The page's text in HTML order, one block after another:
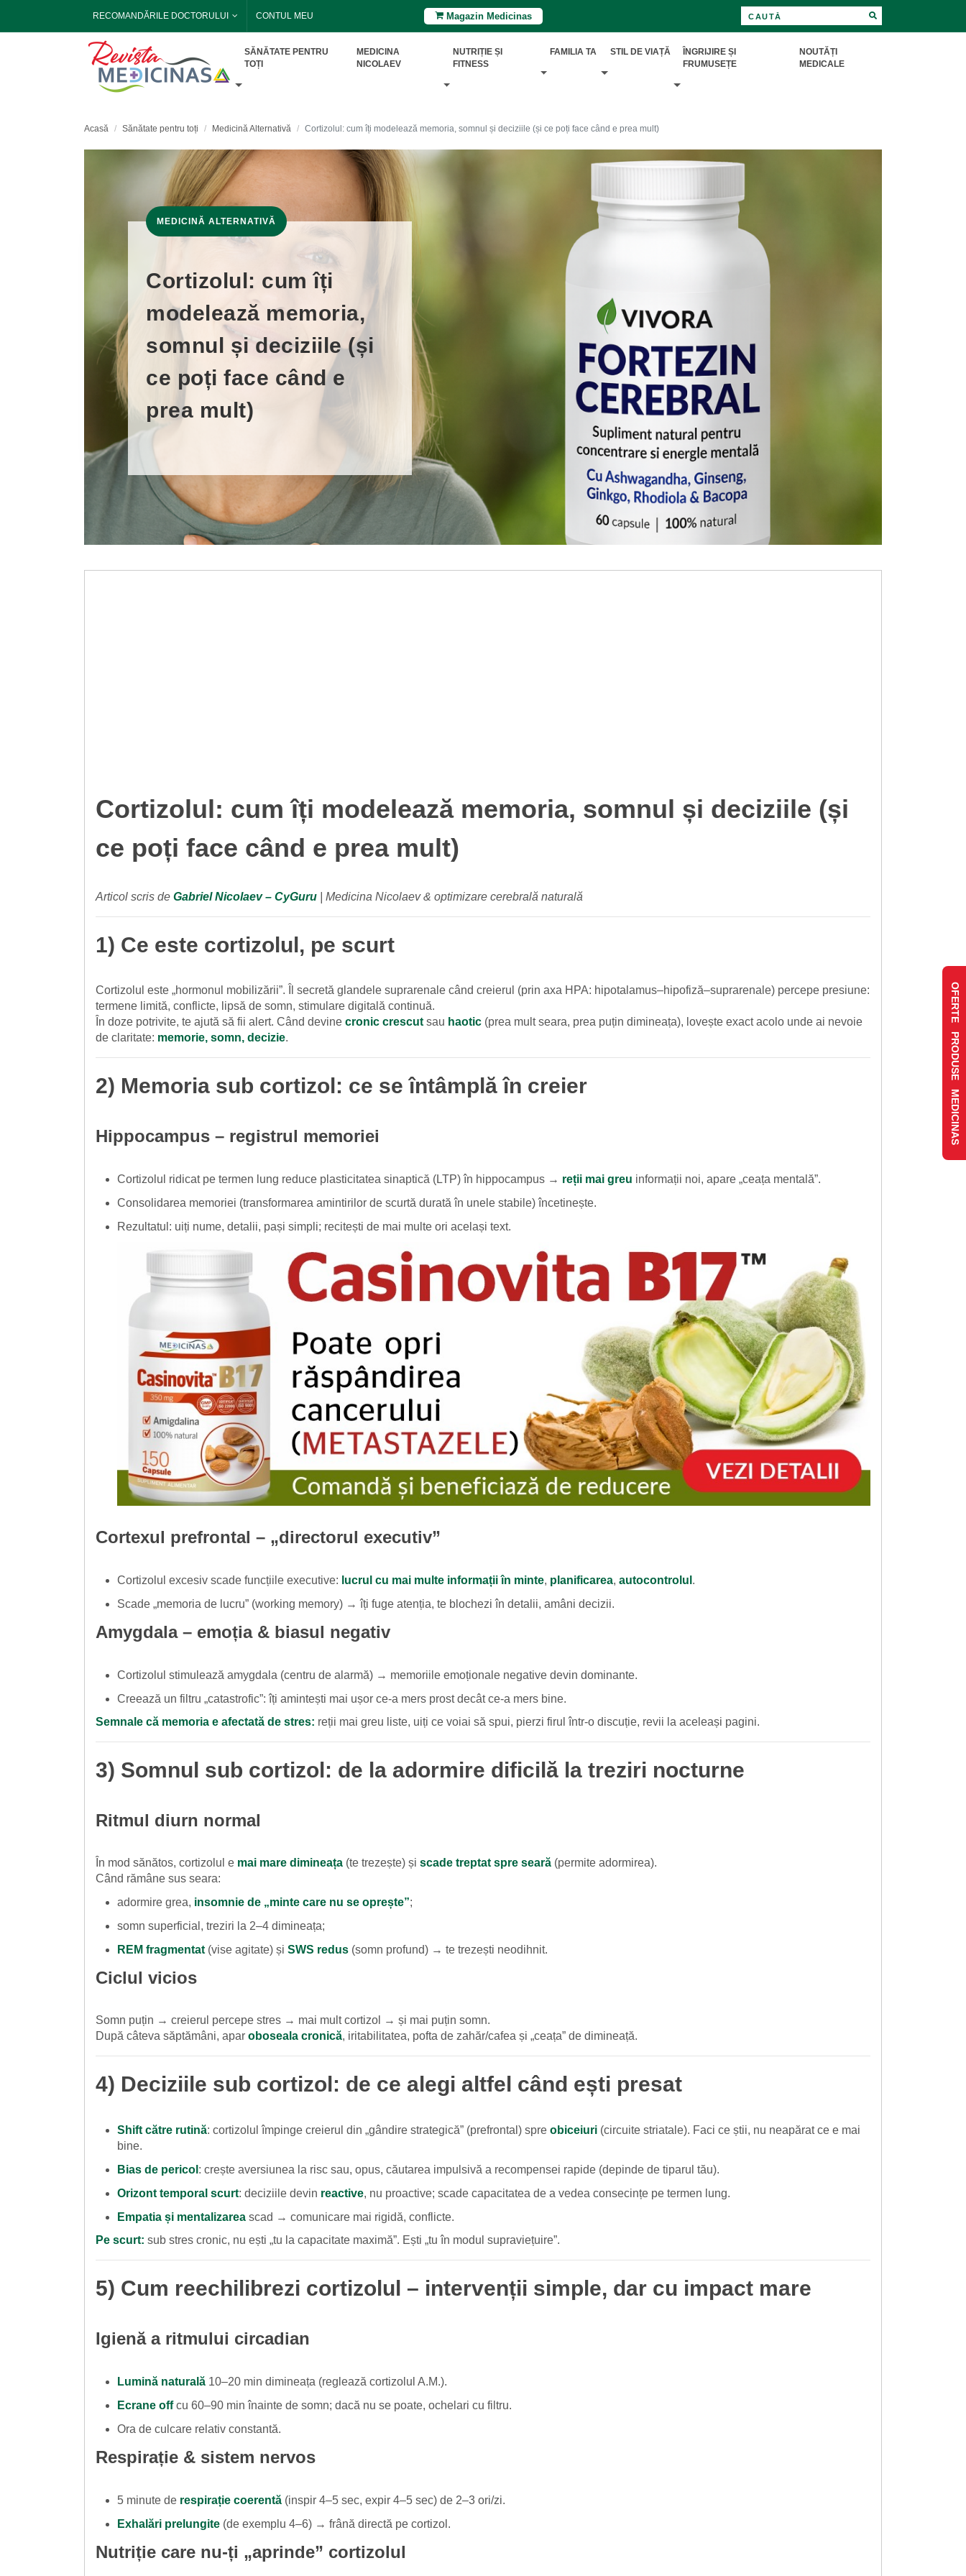
RECOMANDĂRILE DOCTORULUI CONTUL MEU Magazin Medicinas
SĂNĂTATE PENTRU
TOȚI
MEDICINA
NICOLAEV
NUTRIȚIE ȘI
FITNESS
FAMILIA TA STIL DE VIAȚĂ
ÎNGRIJIRE ȘI
FRUMUSEȚE
NOUTĂȚI
MEDICALE
Acasă Sănătate pentru toți Medicină Alternativă Cortizolul: cum îți modelează memoria, somnul și deciziile (și ce poți face când e prea mult)
MEDICINĂ ALTERNATIVĂ
Cortizolul: cum îți
modelează memoria,
somnul și deciziile (și
ce poți face când e
prea mult)
Cortizolul: cum îți modelează memoria, somnul și deciziile (și
ce poți face când e prea mult)
Articol scris de Gabriel Nicolaev – CyGuru | Medicina Nicolaev & optimizare cerebrală naturală
1) Ce este cortizolul, pe scurt
Cortizolul este „hormonul mobilizării”. Îl secretă glandele suprarenale când creierul (prin axa HPA: hipotalamus–hipofiză–suprarenale) percepe presiune:
termene limită, conflicte, lipsă de somn, stimulare digitală continuă.
În doze potrivite, te ajută să fii alert. Când devine cronic crescut sau haotic (prea mult seara, prea puțin dimineața), lovește exact acolo unde ai nevoie
de claritate: memorie, somn, decizie.
2) Memoria sub cortizol: ce se întâmplă în creier
Hippocampus – registrul memoriei
Cortizolul ridicat pe termen lung reduce plasticitatea sinaptică (LTP) în hippocampus → reții mai greu informații noi, apare „ceața mentală”.
Consolidarea memoriei (transformarea amintirilor de scurtă durată în unele stabile) încetinește.
Rezultatul: uiți nume, detalii, pași simpli; recitești de mai multe ori același text.
Cortexul prefrontal – „directorul executiv”
Cortizolul excesiv scade funcțiile executive: lucrul cu mai multe informații în minte, planificarea, autocontrolul .
Scade „memoria de lucru” (working memory) → îți fuge atenția, te blochezi în detalii, amâni decizii.
Amygdala – emoția & biasul negativ
Cortizolul stimulează amygdala (centru de alarmă) → memoriile emoționale negative devin dominante.
Creează un filtru „catastrofic”: îți amintești mai ușor ce-a mers prost decât ce-a mers bine.
Semnale că memoria e afectată de stres: reții mai greu liste, uiți ce voiai să spui, pierzi firul într-o discuție, revii la aceleași pagini.
3) Somnul sub cortizol: de la adormire dificilă la treziri nocturne
Ritmul diurn normal
În mod sănătos, cortizolul e mai mare dimineața (te trezește) și scade treptat spre seară (permite adormirea).
Când rămâne sus seara:
adormire grea, insomnie de „minte care nu se oprește”;
somn superficial, treziri la 2–4 dimineața;
REM fragmentat (vise agitate) și SWS redus (somn profund) → te trezești neodihnit.
Ciclul vicios
Somn puțin → creierul percepe stres → mai mult cortizol → și mai puțin somn.
După câteva săptămâni, apar oboseala cronică, iritabilitatea, pofta de zahăr/cafea și „ceața” de dimineață.
4) Deciziile sub cortizol: de ce alegi altfel când ești presat
Shift către rutină: cortizolul împinge creierul din „gândire strategică” (prefrontal) spre obiceiuri (circuite striatale). Faci ce știi, nu neapărat ce e mai
bine.
Bias de pericol : crește aversiunea la risc sau, opus, căutarea impulsivă a recompensei rapide (depinde de tiparul tău).
Orizont temporal scurt: deciziile devin reactive, nu proactive; scade capacitatea de a vedea consecințe pe termen lung.
Empatia și mentalizarea scad → comunicare mai rigidă, conflicte.
Pe scurt: sub stres cronic, nu ești „tu la capacitate maximă”. Ești „tu în modul supraviețuire”.
5) Cum reechilibrezi cortizolul – intervenții simple, dar cu impact mare
Igienă a ritmului circadian
Lumină naturală 10–20 min dimineața (reglează cortizolul A.M.).
Ecrane offcu 60–90 min înainte de somn; dacă nu se poate, ochelari cu filtru.
Ora de culcare relativ constantă.
Respirație & sistem nervos
5 minute de respirație coerentă (inspir 4–5 sec, expir 4–5 sec) de 2–3 ori/zi.
Exhalări prelungite (de exemplu 4–6) → frână directă pe cortizol.
Nutriție care nu-ți „aprinde” cortizolul
OFERTE PRODUSE MEDICINAS